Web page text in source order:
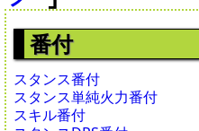
番付
スタンス番付
スタンス単純火力番付
スキル番付